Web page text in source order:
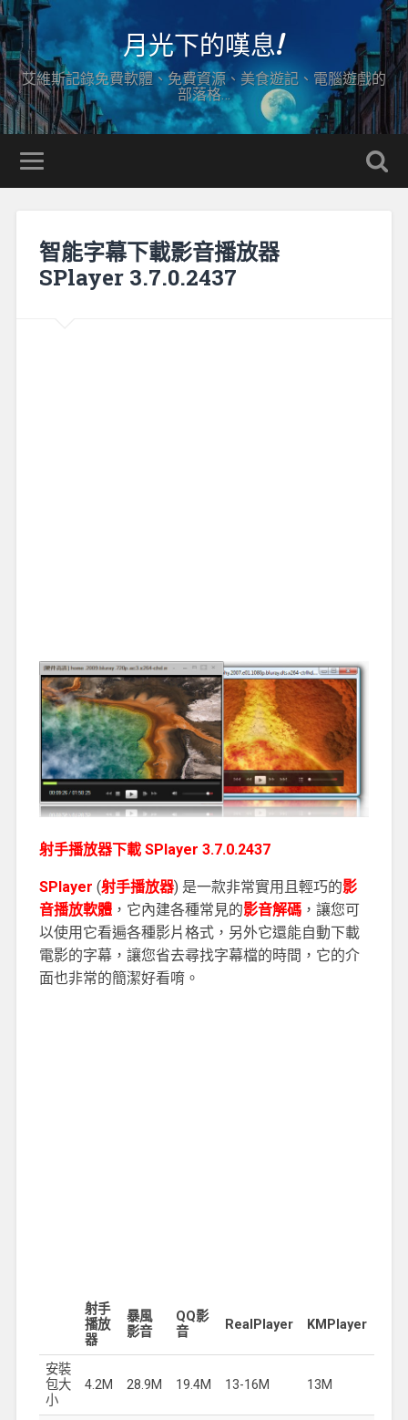
月光下的嘆息!
艾維斯記錄免費軟體、免費資源、美食遊記、電腦遊戲的
部落格…
智能字幕下載影音播放器
SPlayer 3.7.0.2437
射手播放器下載 SPlayer 3.7.0.2437
SPlayer (射手播放器) 是一款非常實用且輕巧的影
音播放軟體，它內建各種常見的影音解碼，讓您可
以使用它看遍各種影片格式，另外它還能自動下載
電影的字幕，讓您省去尋找字幕檔的時間，它的介
面也非常的簡潔好看唷。
射手
播放
器
暴風
影音
QQ影
音
RealPlayer KMPlayer
安裝
包大
小
4.2M 28.9M 19.4M 13-16M 13M